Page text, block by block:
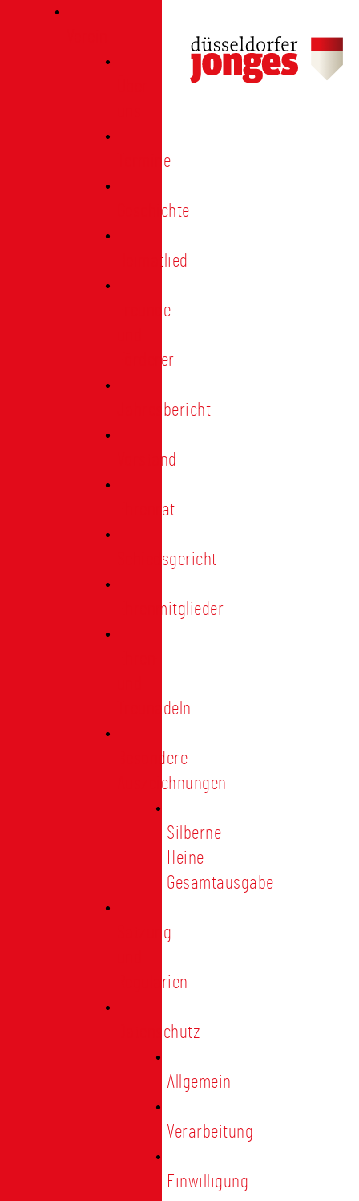
Termine
Geschichte
Heimatlied
Freunde
Förderer
Jahresbericht
Vorstand
Ehrenrat
Schiedsgericht
Ehrenmitglieder
Treunadeln
Besondere
Auszeichnungen
Silberne
Heine
Gesamtausgabe
Satzung
Regularien
Datenschutz
Allgemein
Verarbeitung
Einwilligung